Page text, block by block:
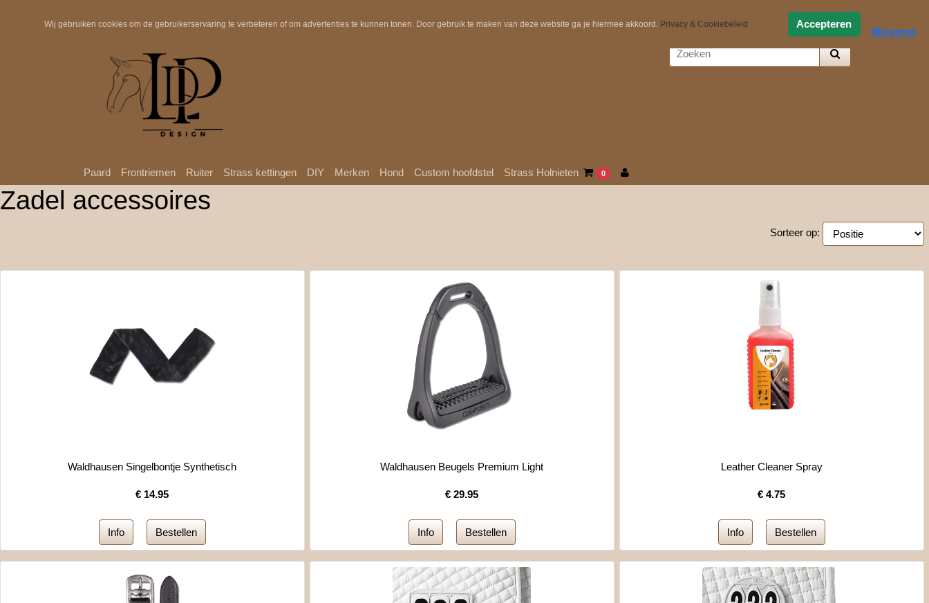
Paard Frontriemen Ruiter Strass kettingen DIY Merken Hond Custom hoofdstel Strass Holnieten 0
Zadel accessoires
Sorteer op:
Waldhausen Singelbontje Synthetisch
€ 14.95
Waldhausen Beugels Premium Light
€29.95
Leather Cleaner Spray
€4.75
Wij gebruiken cookies om de gebruikerservaring te verbeteren of om advertenties te kunnen tonen. Door gebruik te maken van deze website ga je hiermee akkoord. Privacy & Cookiebeleid Accepteren
Weigeren